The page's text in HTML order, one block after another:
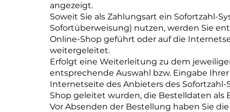
angezeigt.
Soweit Sie als Zahlungsart ein Sofortzahl-
Sofortüberweisung) nutzen, werden Sie
Online-Shop geführt oder auf die
weitergeleitet.
Erfolgt eine Weiterleitung zu dem
entsprechende Auswahl bzw. Eingabe
Internetseite des Anbieters des
Shop geleitet wurden, die Bestelldaten als
Vor Absenden der Bestellung haben Sie